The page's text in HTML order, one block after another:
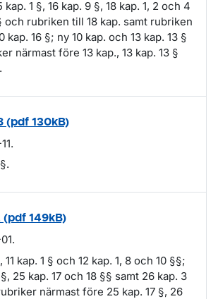
kap. 1 §, 16 kap. 9 §, 18 kap. 1, 2 och 4
och rubriken till 18 kap. samt rubriken
kap. 16 §; ny 10 kap. och 13 kap. 13 §
närmast före 13 kap., 13 kap. 13 §
(pdf 130kB)
(pdf 149kB)
11 kap. 1 § och 12 kap. 1, 8 och 10 §§;
25 kap. 17 och 18 §§ samt 26 kap. 3
närmast före 25 kap. 17 §, 26